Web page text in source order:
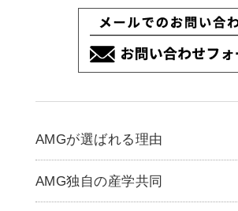
AMGが選ばれる理由
AMG独自の産学共同